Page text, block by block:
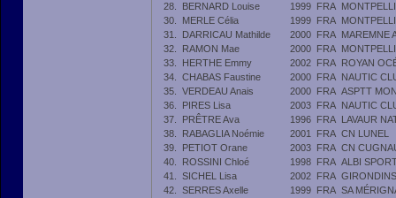
28.
BERNARD Louise 1999 FRA
30.
MERLE Célia 1999 FRA
31.
DARRICAU Mathilde 2000 FRA MAREMNE
32.
RAMON Mae 2000 FRA
33.
HERTHE Emmy 2002 FRA ROYAN
34.
CHABAS Faustine 2000 FRA NAUTIC
35.
VERDEAU Anais 2000 FRA ASPTT
36.
PIRES Lisa 2003 FRA NAUTIC
37.
PRÊTRE Ava 1996 FRA LAVAUR
38.
RABAGLIA Noémie 2001 FRA CN LUNEL
39.
PETIOT Orane 2003 FRA CN
40.
ROSSINI Chloé 1998 FRA ALBI
41.
SICHEL Lisa 2002 FRA
42.
SERRES Axelle 1999 FRA SA